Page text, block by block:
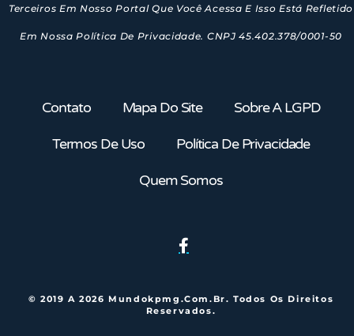
Terceiros Em Nosso Portal Que Você Acessa E Isso Está Refletido
Em Nossa Política De Privacidade. CNPJ 45.402.378/0001-50
Contato Mapa Do Site Sobre A LGPD
Termos De Uso Política De Privacidade
Quem Somos
© 2019 A 2026 Mundokpmg.com.br. Todos Os Direitos
Reservados.